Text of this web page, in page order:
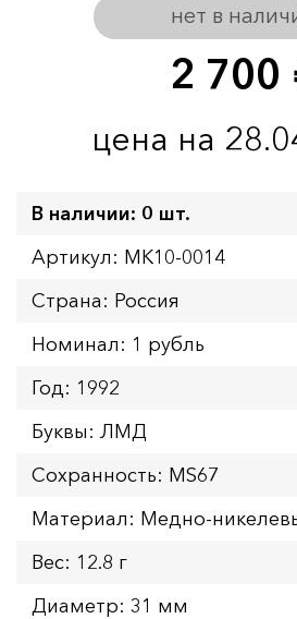
2 700
цена на
нет в
В наличии: 0 шт.
Артикул: MK10-0014
Страна: Россия
Номинал: 1 рубль
Год: 1992
Буквы: ЛМД
Сохранность: MS67
Материал: Медно-
Вес: 12.8 г
Диаметр: 31 мм